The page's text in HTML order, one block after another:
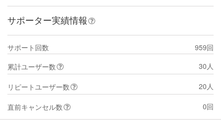
サポーター実績情報
サポート回数
959回
累計ユーザー数
30人
リピートユーザー数 20人
直前キャンセル数 0回